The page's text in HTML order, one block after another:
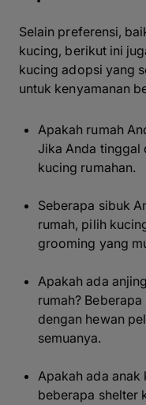
Selain preferensi,
kucing, berikut ini
kucing adopsi yang
untuk kenyamanan
Apakah rumah
Jika Anda tinggal
kucing rumahan.
Seberapa sibuk
rumah, pilih
grooming yang
Apakah ada
rumah?
dengan hewan
semuanya.
Apakah ada anak
beberapa shelter